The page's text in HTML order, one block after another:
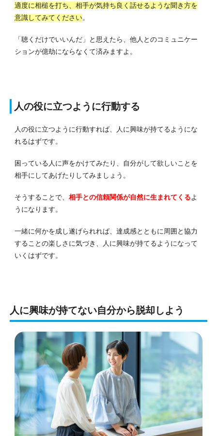
適度に相槌を打ち、相手が気持ち良く話せるような聞き方を
意識してみてください。
「聴くだけでいいんだ」と思えたら、他人とのコミュニケー
ションが億劫にならなくて済みますよ。
人の役に立つように行動する
人の役に立つように行動すれば、人に興味が持てるようにな
れるはずです。
困っている人に声をかけてみたり、自分がして欲しいことを
相手にしてあげたりしてみましょう。
そうすることで、 相手との信頼関係が自然に生まれてくるよ
うになります。
一緒に何かを成し遂げられれば、達成感とともに周囲と協力
することの楽しさに気づき、人に興味が持てるようになって
いくはずです。
人に興味が持てない自分から脱却しよう